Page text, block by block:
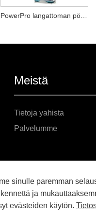
PowerPro langattoman pölynimurin
Meistä
Tietoja yahista
Palvelumme
sinulle paremman
ja
evästeiden käytön.